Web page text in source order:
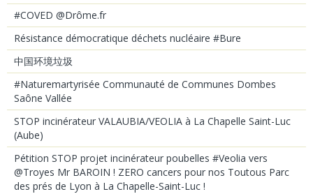
#COVED @Drôme.fr
Résistance démocratique déchets nucléaire #Bure
中国环境垃圾
#Naturemartyrisée Communauté de Communes Dombes
Saône Vallée
STOP incinérateur VALAUBIA/VEOLIA à La Chapelle Saint-Luc
(Aube)
Pétition STOP projet incinérateur poubelles #Veolia vers
@Troyes Mr BAROIN ! ZERO cancers pour nos Toutous Parc
des prés de Lyon à La Chapelle-Saint-Luc !